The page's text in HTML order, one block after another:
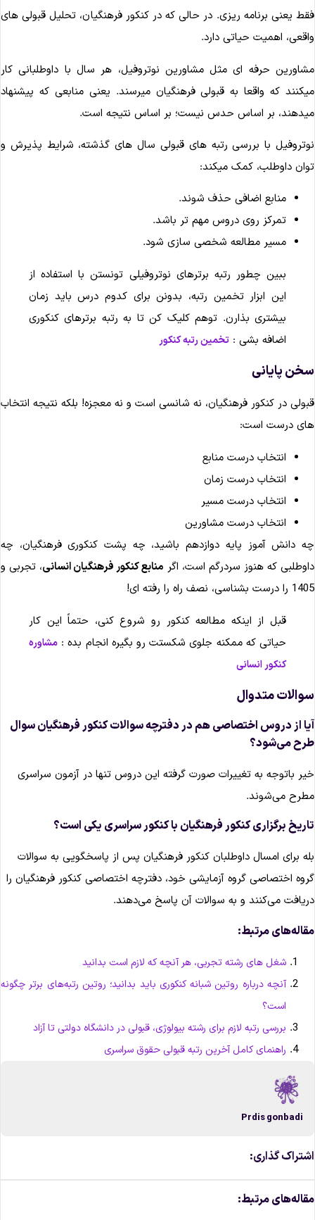
یعنی برنامه ریزی. در حالی که در کنکور فرهنگیان، تحلیل قبولی های
اهمیت حیاتی دارد.
حرفه ای مثل مشاورین نوتروفیل، هر سال با داوطلبانی کار
که واقعا به قبولی فرهنگیان میرسند. یعنی منابعی که پیشنهاد
بر اساس حدس نیست؛ بر اساس نتیجه است.
با بررسی رتبه های قبولی سال های گذشته، شرایط پذیرش و
داوطلب، کمک میکند:
منابع اضافی حذف شوند.
تمرکز روی دروس مهم تر باشد.
مسیر مطالعه شخصی سازی شود.
ببین چطور رتبه برترهای نوتروفیلی تونستن با استفاده از
این ابزار تخمین رتبه، بدونن برای کدوم درس باید زمان
بیشتری بذارن. توهم کلیک کن تا به رتبه برترهای کنکوری
اضافه بشی : تخمین رتبه کنکور
پایانی
در کنکور فرهنگیان، نه شانسی است و نه معجزه! بلکه نتیجه انتخاب
درست است:
انتخاب درست منابع
انتخاب درست زمان
انتخاب درست مسیر
انتخاب درست مشاورین
دانش آموز پایه دوازدهم باشید، چه پشت کنکوری فرهنگیان، چه
که هنوز سردرگم است، اگر منابع کنکور فرهنگیان انسانی، تجربی و
بشناسی، نصف راه را رفته ای!
قبل از اینکه مطالعه کنکور رو شروع کنی، حتماً این کار
حیاتی که ممکنه جلوی شکستت رو بگیره انجام بده : مشاوره
کنکور انسانی
متدوال
از دروس اختصاصی هم در دفترچه سوالات کنکور فرهنگیان سوال
می‌شود؟
باتوجه به تغییرات صورت گرفته این دروس تنها در آزمون سراسری
می‌شوند.
برگزاری کنکور فرهنگیان با کنکور سراسری یکی است؟
برای امسال داوطلبان کنکور فرهنگیان پس از پاسخگویی به سوالات
اختصاصی گروه آزمایشی خود، دفترچه اختصاصی کنکور فرهنگیان را
می‌کنند و به سوالات آن پاسخ می‌‌دهند.
مرتبط:
شغل های رشته تجربی، هر آنچه که لازم است بدانید
آنچه درباره روتین شبانه کنکوری باید بدانید؛ روتین رتبه‌های برتر چگونه
است؟
بررسی رتبه لازم برای رشته بیولوژی، قبولی در دانشگاه دولتی تا آزاد
راهنمای کامل آخرین رتبه قبولی حقوق سراسری
Prdis gonbadi
گذاری:
مرتبط: